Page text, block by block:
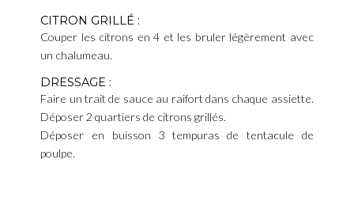
CITRON GRILLÉ :
Couper les citrons en 4 et les bruler légèrement avec
un chalumeau.
DRESSAGE :
Faire un trait de sauce au raifort dans chaque assiette.
Déposer 2 quartiers de citrons grillés.
Déposer en buisson 3 tempuras de tentacule de
poulpe.